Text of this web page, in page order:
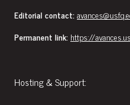
Editorial contact:
Permanent link: https://
Hosting & Support: